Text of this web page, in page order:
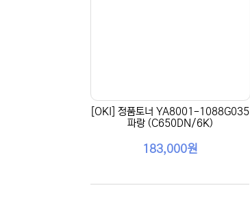
[OKI] 정품토너 YA8001-1088G035
파랑 (C650DN/6K)
183,000원